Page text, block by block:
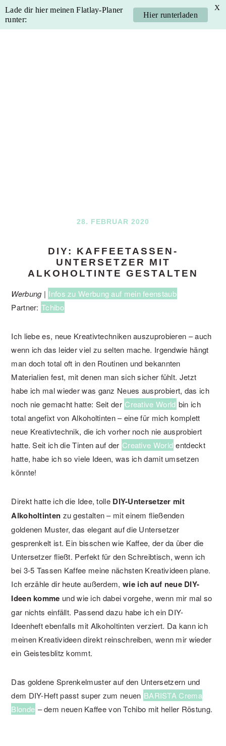
Skip
Skip
Skip
Skip
28. FEBRUAR 2020
DIY: KAFFEETASSEN-
UNTERSETZER MIT
ALKOHOLTINTE GESTALTEN
Werbung | Infos zu Werbung auf mein feenstaub
Partner: Tchibo
Ich liebe es, neue Kreativtechniken auszuprobieren – auch
wenn ich das leider viel zu selten mache. Irgendwie hängt
man doch total oft in den Routinen und bekannten
Materialien fest, mit denen man sich sicher fühlt. Jetzt
habe ich mal wieder was ganz Neues ausprobiert, das ich
noch nie gemacht hatte: Seit der Creative World bin ich
total angefixt von Alkoholtinten – eine für mich komplett
neue Kreativtechnik, die ich vorher noch nie ausprobiert
hatte. Seit ich die Tinten auf der Creative World entdeckt
hatte, habe ich so viele Ideen, was ich damit umsetzen
könnte!
Direkt hatte ich die Idee, tolle DIY-Untersetzer mit
Alkoholtinten zu gestalten – mit einem fließenden
goldenen Muster, das elegant auf die Untersetzer
gesprenkelt ist. Ein bisschen wie Kaffee, der da über die
Untersetzer fließt. Perfekt für den Schreibtisch, wenn ich
bei 3-5 Tassen Kaffee meine nächsten Kreativideen plane.
Ich erzähle dir heute außerdem, wie ich auf neue DIY-
Ideen komme und wie ich dabei vorgehe, wenn mir mal so
gar nichts einfällt. Passend dazu habe ich ein DIY-
Ideenheft ebenfalls mit Alkoholtinten verziert. Da kann ich
meinen Kreativideen direkt reinschreiben, wenn mir wieder
ein Geistesblitz kommt.
Das goldene Sprenkelmuster auf den Untersetzern und
dem DIY-Heft passt super zum neuen BARISTA Crema
Blonde – dem neuen Kaffee von Tchibo mit heller Röstung.
Lade dir hier meinen Flatlay-Planer
runter:
Hier runterladen
X